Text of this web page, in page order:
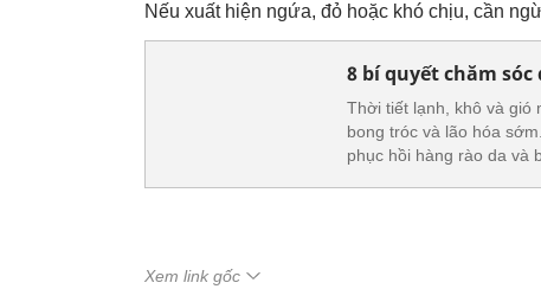
Nếu xuất hiện ngứa, đỏ hoặc khó chịu, cần
8 bí quyết chăm
Thời tiết lạnh, khô và gió
bong tróc và lão hóa
phục hồi hàng rào da và
Xem link gốc